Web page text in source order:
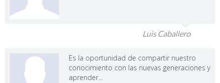
Luis Caballero
Es la oportunidad de compartir nuestro
conocimiento con las nuevas generaciones y
aprender...